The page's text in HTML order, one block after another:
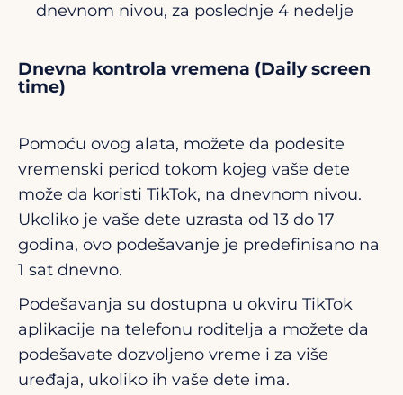
dnevnom nivou, za poslednje 4 nedelje
Dnevna kontrola vremena (Daily screen
time)
Pomoću ovog alata, možete da podesite
vremenski period tokom kojeg vaše dete
može da koristi TikTok, na dnevnom nivou.
Ukoliko je vaše dete uzrasta od 13 do 17
godina, ovo podešavanje je predefinisano na
1 sat dnevno.
Podešavanja su dostupna u okviru TikTok
aplikacije na telefonu roditelja a možete da
podešavate dozvoljeno vreme i za više
uređaja, ukoliko ih vaše dete ima.